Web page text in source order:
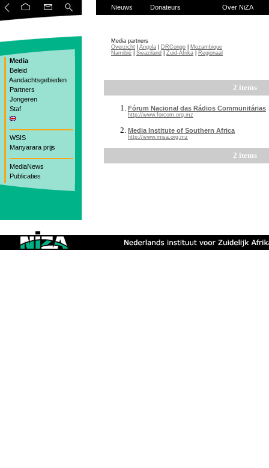
Media
Beleid
Aandachtsgebieden
Partners
Jongeren
Staf
WSIS
Manyarara prijs
MediaNews
Publicaties
Nieuws Donateurs Over NiZA
Media partners
Overzicht
Angola DRCongo
Mozambique
Namibië
Swaziland Zuid-Afrika Regionaal
2 items
Fórum Nacional das Rádios Communitárias
http://www.forcom.org.mz
Media Institute of Southern Africa
http://www.misa.org.mz
2 items